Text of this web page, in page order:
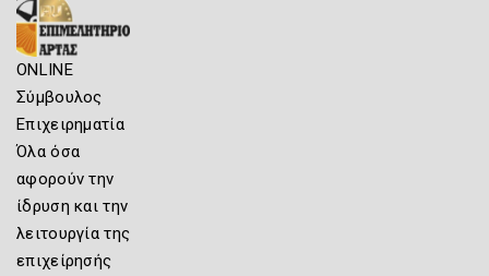
ONLINE
Σύμβουλος
Επιχειρηματία
Όλα όσα
αφορούν την
ίδρυση και την
λειτουργία της
επιχείρησής